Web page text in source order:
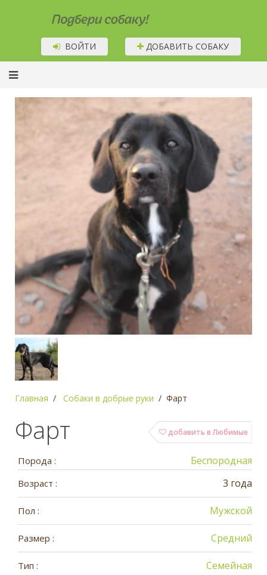
Подбери собаку!
ВОЙТИ ДОБАВИТЬ СОБАКУ
Главная Собаки в добрые руки Фарт
добавить в Любимые
Фарт
Порода : Беспородная
Возраст : 3 года
Пол : Мужской
Размер : Средний
Тип : Семейная